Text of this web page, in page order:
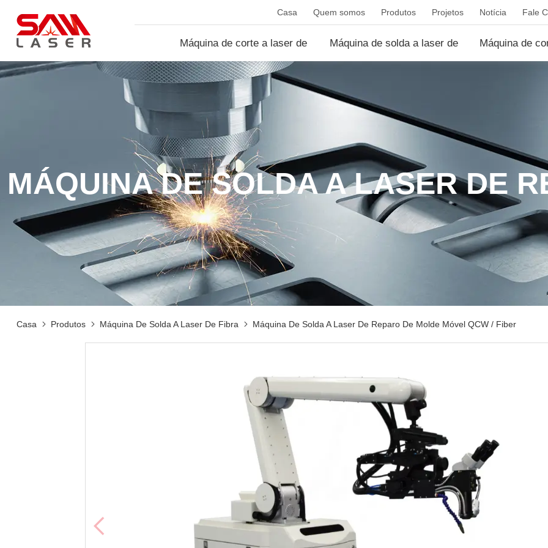
Casa Quem somos Produtos Projetos Notícia Fale
Máquina de corte a laser de
...
Máquina de solda a laser de Máquina de
MÁQUINA DE SOLDA A LASER DE
MÓVEL QCW /
Casa Produtos Máquina De Solda A Laser De Fibra Máquina De Solda A Laser De Reparo De Molde Móvel QCW / Fiber